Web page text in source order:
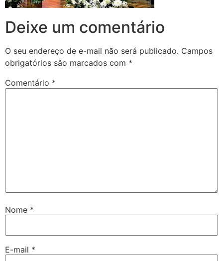
Deixe um comentário
O seu endereço de e-mail não será publicado. Campos
obrigatórios são marcados com *
Comentário *
Nome *
E-mail *